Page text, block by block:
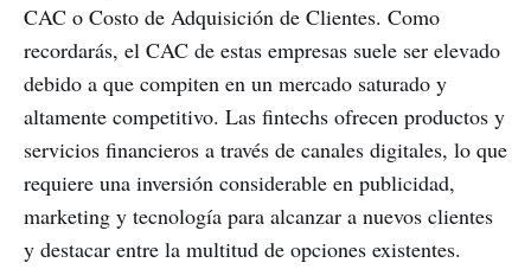
CAC o Costo de Adquisición de Clientes. Como
recordarás, el CAC de estas empresas suele ser elevado
debido a que compiten en un mercado saturado y
altamente competitivo. Las fintechs ofrecen productos y
servicios financieros a través de canales digitales, lo que
requiere una inversión considerable en publicidad,
marketing y tecnología para alcanzar a nuevos clientes
y destacar entre la multitud de opciones existentes.